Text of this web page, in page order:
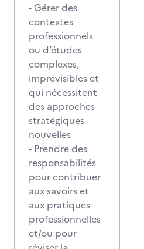
- Gérer des
contextes
professionnels
ou d’études
complexes,
imprévisibles et
qui nécessitent
des approches
stratégiques
nouvelles
- Prendre des
responsabilités
pour contribuer
aux savoirs et
aux pratiques
professionnelles
et/ou pour